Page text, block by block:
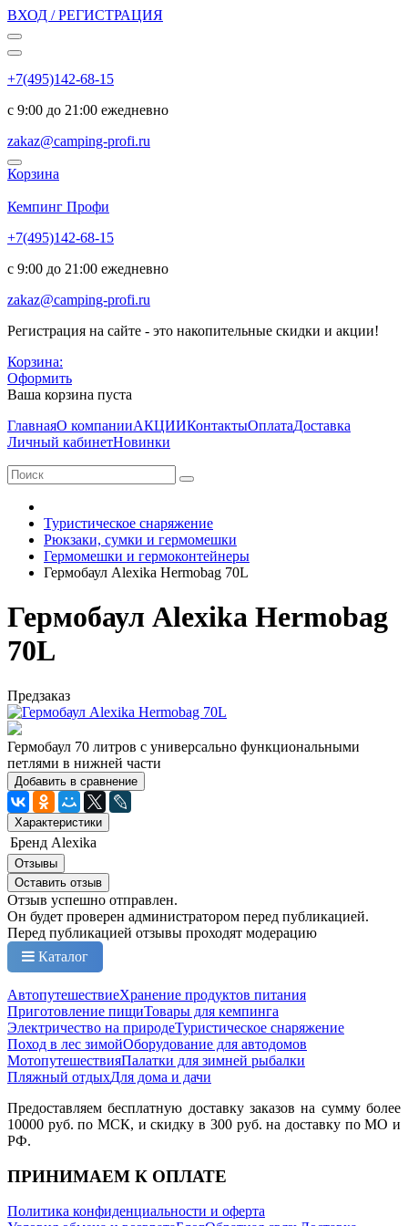
ВХОД / РЕГИСТРАЦИЯ
+7(495)142-68-15
с 9:00 до 21:00 ежедневно
zakaz@camping-profi.ru
Корзина
Кемпинг Профи
+7(495)142-68-15
с 9:00 до 21:00 ежедневно
zakaz@camping-profi.ru
Регистрация на сайте - это накопительные скидки и акции!
Корзина:
Оформить
Ваша корзина пуста
ГлавнаяО компанииАКЦИИКонтактыОплатаДоставка
Личный кабинетНовинки
Туристическое снаряжение
Рюкзаки, сумки и гермомешки
Гермомешки и гермоконтейнеры
Гермобаул Alexika Hermobag 70L
Гермобаул Alexika Hermobag
70L
Предзаказ
Гермобаул 70 литров с универсально функциональными
петлями в нижней части
Добавить в сравнение
Характеристики
Бренд Alexika
Отзывы
Оставить отзыв
Отзыв успешно отправлен.
Он будет проверен администратором перед публикацией.
Перед публикацией отзывы проходят модерацию
Каталог
АвтопутешествиеХранение продуктов питания
Приготовление пищиТовары для кемпинга
Электричество на природеТуристическое снаряжение
Поход в лес зимойОборудование для автодомов
МотопутешествияПалатки для зимней рыбалки
Пляжный отдыхДля дома и дачи
Предоставляем бесплатную доставку заказов на сумму более
10000 руб. по МСК, и скидку в 300 руб. на доставку по МО и
РФ.
ПРИНИМАЕМ К ОПЛАТЕ
Политика конфиденциальности и оферта